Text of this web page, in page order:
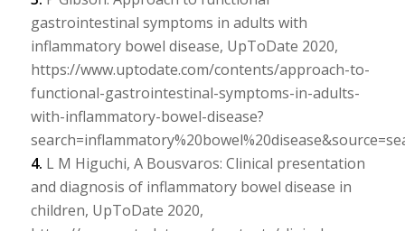
gastrointestinal symptoms in adults with
inflammatory bowel disease, UpToDate 2020,
https://www.uptodate.com/contents/approach-to-
functional-gastrointestinal-symptoms-in-adults-
with-inflammatory-bowel-disease?
4. L M Higuchi, A Bousvaros: Clinical presentation
and diagnosis of inflammatory bowel disease in
children, UpToDate 2020,